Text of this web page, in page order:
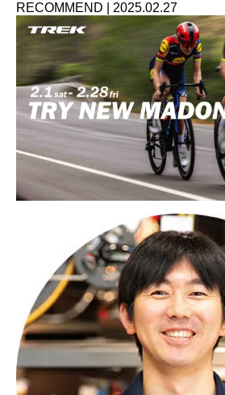
RECOMMEND 2025.02.27